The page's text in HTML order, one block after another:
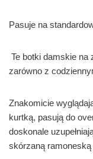
Pasuje na
Te botki damskie na
zarówno z
Znakomicie
kurtką, pasują do
doskonale
skórzaną ramoneską